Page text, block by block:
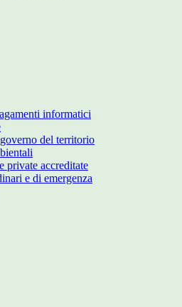
informatici
del territorio
private accreditate
e di emergenza